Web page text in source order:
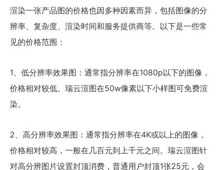
渲染一张产品图的价格也因多种因素而异，包括图像的分
辨率、复杂度、渲染时间和服务提供商等。以下是一些常
见的价格范围：
1、低分辨率效果图：通常指分辨率在1080p以下的图像，
价格相对较低。瑞云渲图在50w像素以下小样图可免费渲
染。
2、高分辨率效果图：通常指分辨率在4K或以上的图像，
价格相对较高，一般在几百元到上千元之间。瑞云渲图针
对高分辨图片设置封顶消费，普通用户封顶1张25元，会